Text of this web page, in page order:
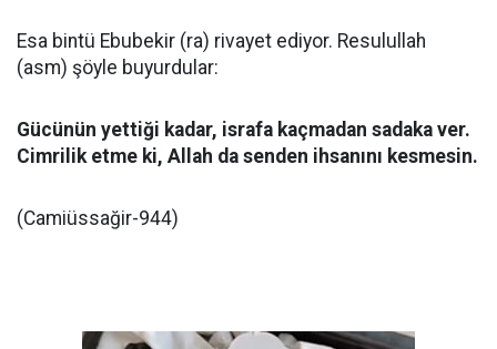
Esa bintü Ebubekir (ra) rivayet ediyor. Resulullah
(asm) şöyle buyurdular:
Gücünün yettiği kadar, israfa kaçmadan sadaka ver.
Cimrilik etme ki, Allah da senden ihsanını kesmesin.
(Camiüssağir-944)